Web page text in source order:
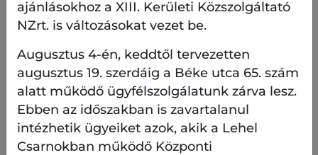
összege a parkolási óradíj 250-szeresének 80%-a.
A lakásonkénti 2. autóra vonatkozó éves várakozási
díj képlete: az állandó lakóhely szerintiparkolási
óradíj *250(éves munkanapok száma) * 0,8 (20%-
os XIII. kerületi kedvezmény)
Amennyiben a lakásonkénti második gépjárművet
a lakos év közben eladja, vagy a lakos elköltözik a
XIII. kerületből, úgy a matrica Központi
ajánlásokhoz a XIII. Kerületi Közszolgáltató
NZrt. is változásokat vezet be.
Augusztus 4-én, keddtől tervezetten
augusztus 19. szerdáig a Béke utca 65. szám
alatt működő ügyfélszolgálatunk zárva lesz.
Ebben az időszakban is zavartalanul
intézhetik ügyeiket azok, akik a Lehel
Csarnokban működő Központi